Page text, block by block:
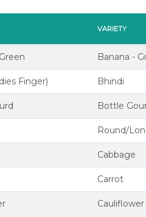
VARIETY
Banana -
Finger) Bhindi
Bottle
Round/
Cabbage
Carrot
Cauliflower